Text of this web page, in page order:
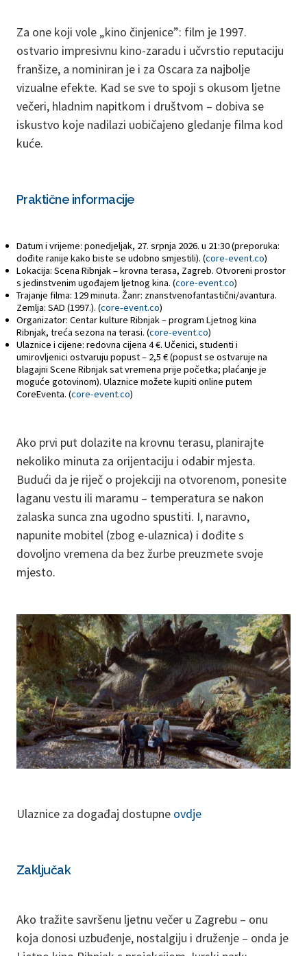
Za one koji vole „kino činjenice”: film je 1997.
ostvario impresivnu kino-zaradu i učvrstio reputaciju
franšize, a nominiran je i za Oscara za najbolje
vizualne efekte. Kad se sve to spoji s okusom ljetne
večeri, hladnim napitkom i društvom – dobiva se
iskustvo koje nadilazi uobičajeno gledanje filma kod
kuće.
Praktične informacije
Datum i vrijeme: ponedjeljak, 27. srpnja 2026. u 21:30 (preporuka:
dođite ranije kako biste se udobno smjestili). (core-event.co)
Lokacija: Scena Ribnjak – krovna terasa, Zagreb. Otvoreni prostor
s jedinstvenim ugođajem ljetnog kina. (core-event.co)
Trajanje filma: 129 minuta. Žanr: znanstvenofantastični/avantura.
Zemlja: SAD (1997.). (core-event.co)
Organizator: Centar kulture Ribnjak – program Ljetnog kina
Ribnjak, treća sezona na terasi. (core-event.co)
Ulaznice i cijene: redovna cijena 4 €. Učenici, studenti i
umirovljenici ostvaruju popust – 2,5 € (popust se ostvaruje na
blagajni Scene Ribnjak sat vremena prije početka; plaćanje je
moguće gotovinom). Ulaznice možete kupiti online putem
CoreEventa. (core-event.co)
Ako prvi put dolazite na krovnu terasu, planirajte
nekoliko minuta za orijentaciju i odabir mjesta.
Budući da je riječ o projekciji na otvorenom, ponesite
laganu vestu ili maramu – temperatura se nakon
zalaska sunca zna ugodno spustiti. I, naravno,
napunite mobitel (zbog e-ulaznica) i dođite s
dovoljno vremena da bez žurbe preuzmete svoje
mjesto.
Ulaznice za događaj dostupne ovdje
Zaključak
Ako tražite savršenu ljetnu večer u Zagrebu – onu
koja donosi uzbuđenje, nostalgiju i druženje – onda je